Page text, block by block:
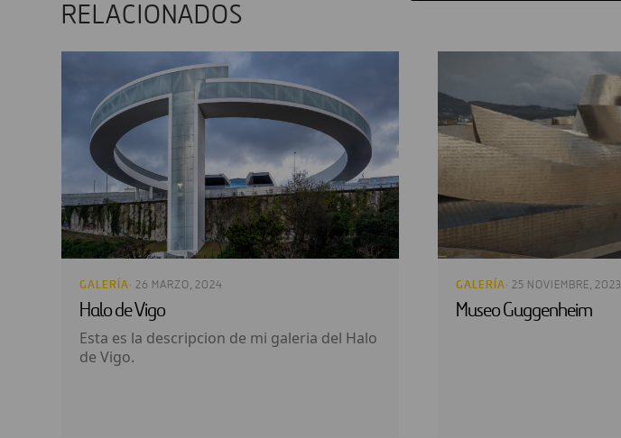
RELACIONADOS
GALERÍA· 26 MARZO, 2024
Halo de Vigo
Esta es la descripcion de mi galeria del Halo
de Vigo.
GALERÍA· 25 NOVIEMBRE, 2023
Museo Guggenheim